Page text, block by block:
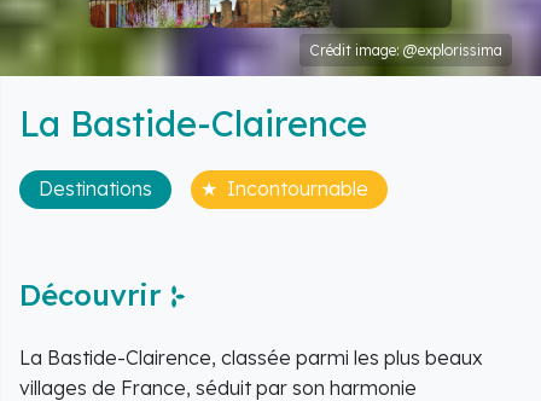
Crédit image: @explorissima
La Bastide-Clairence
Destinations Incontournable
Découvrir
La Bastide-Clairence, classée parmi les plus beaux
villages de France, séduit par son harmonie